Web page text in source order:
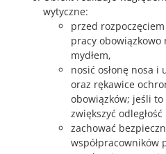
wytyczne:
przed
pracy obowiązkowo
mydłem,
nosić osłonę nosa i
oraz rękawice
obowiązków; jeśli
zwiększyć
zachować
współpracowników